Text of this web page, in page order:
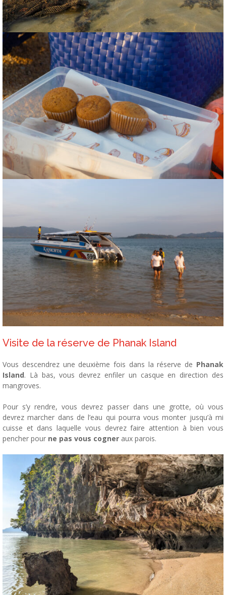
Visite de la réserve de Phanak Island
Vous descendrez une deuxième fois dans la réserve de Phanak
Island. Là bas, vous devrez enfiler un casque en direction des
mangroves.
Pour s’y rendre, vous devrez passer dans une grotte, où vous
devrez marcher dans de l’eau qui pourra vous monter jusqu’à mi
cuisse et dans laquelle vous devrez faire attention à bien vous
pencher pour ne pas vous cogner aux parois.